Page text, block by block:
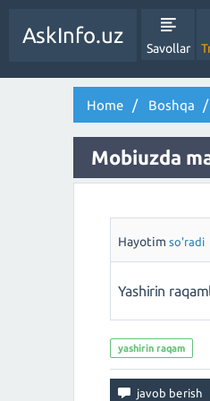
AskInfo.uz
Savollar
Home Boshqa
Mobiuzda
Hayotim so'radi
Yashirin
yashirin raqam